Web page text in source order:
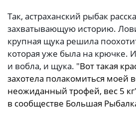
Так, астраханский рыбак
захватывающую историю.
крупная щука решила
которая уже была на крючке.
и вобла, и щука. "Вот такая
захотела полакомиться моей
неожиданный трофей, вес 5
в сообществе Большая